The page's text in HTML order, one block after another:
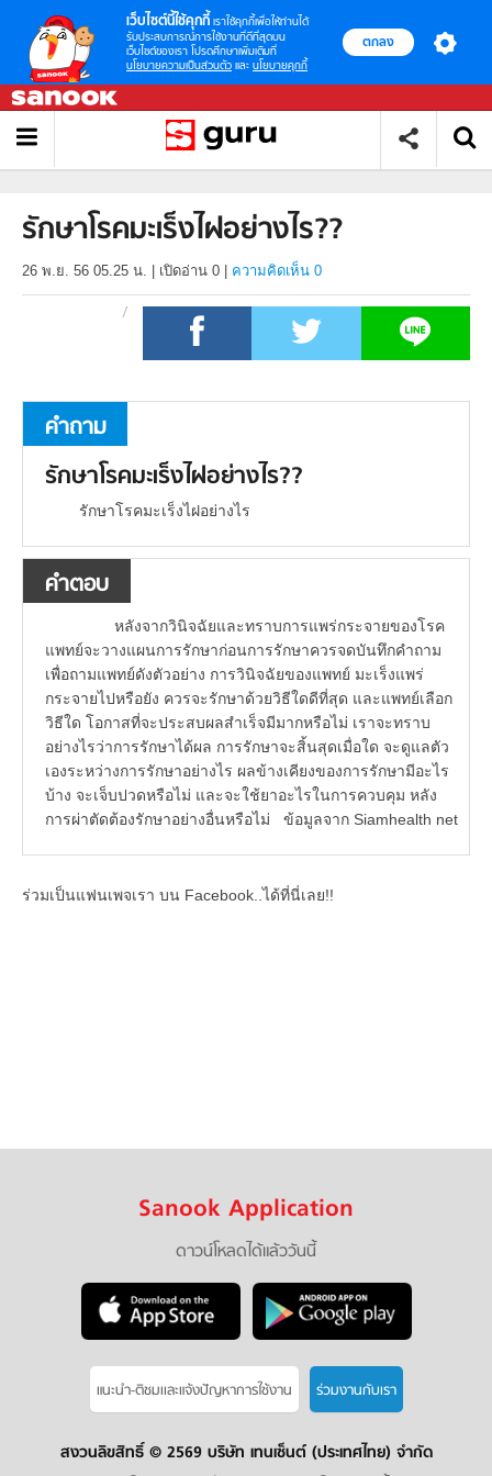
เว็บไซต์นี้ใช้คุกกี้ เราใช้คุกกี้เพื่อให้ท่านได้
รับประสบการณ์การใช้งานที่ดีที่สุดบน
เว็บไซต์ของเรา โปรดศึกษาเพิ่มเติมที่
นโยบายความเป็นส่วนตัว และ นโยบายคุกกี้
ตกลง
รักษาโรคมะเร็งไฝอย่างไร??
26 พ.ย. 56 05.25 น. เปิดอ่าน 0 ความคิดเห็น 0
คำถาม
รักษาโรคมะเร็งไฝอย่างไร??
รักษาโรคมะเร็งไฝอย่างไร
คำตอบ
หลังจากวินิจฉัยและทราบการแพร่กระจายของโรค
แพทย์จะวางแผนการรักษาก่อนการรักษาควรจดบันทึกคำถาม
เพื่อถามแพทย์ดังตัวอย่าง การวินิจฉัยของแพทย์ มะเร็งแพร่
กระจายไปหรือยัง ควรจะรักษาด้วยวิธีใดดีที่สุด และแพทย์เลือก
วิธีใด โอกาสที่จะประสบผลสำเร็จมีมากหรือไม่ เราจะทราบ
อย่างไรว่าการรักษาได้ผล การรักษาจะสิ้นสุดเมื่อใด จะดูแลตัว
เองระหว่างการรักษาอย่างไร ผลข้างเคียงของการรักษามีอะไร
บ้าง จะเจ็บปวดหรือไม่ และจะใช้ยาอะไรในการควบคุม หลัง
การผ่าตัดต้องรักษาอย่างอื่นหรือไม่ ข้อมูลจาก Siamhealth net
ร่วมเป็นแฟนเพจเรา บน Facebook..ได้ที่นี่เลย!!
Sanook Application
ดาวน์โหลดได้แล้ววันนี้
แนะนำ-ติชมเเละแจ้งปัญหาการใช้งาน ร่วมงานกับเรา
สงวนลิขสิทธิ์ © 2569 บริษัท เทนเซ็นต์ (ประเทศไทย) จำกัด